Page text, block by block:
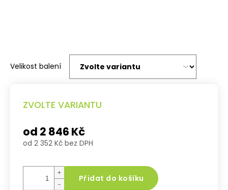
ZVOLTE VARIANTU
od 2 846 Kč
od 2 352 Kč bez DPH
cena:
+
−
Přidat do košíku
Velikost balení